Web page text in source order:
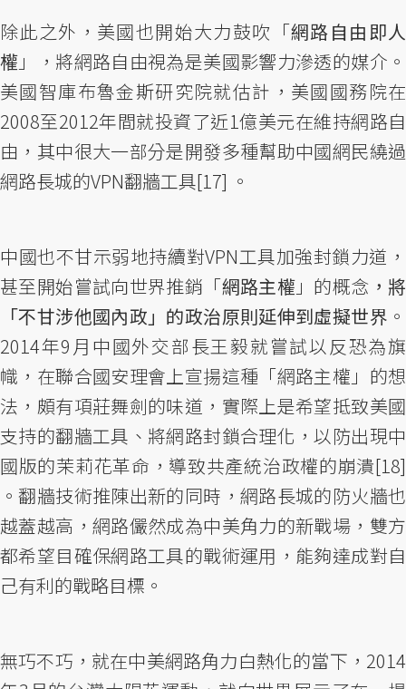
除此之外，美國也開始大力鼓吹「網路自由即人
權 」，將網路自由視為是美國影響力滲透的媒介。
美國智庫布魯金斯研究院就估計，美國國務院在
2008至2012年間就投資了近1億美元在維持網路自
由，其中很大一部分是開發多種幫助中國網民繞過
網路長城的VPN翻牆工具[17] 。
中國也不甘示弱地持續對VPN工具加強封鎖力道，
甚至開始嘗試向世界推銷「網路主權 」的概念 ，將
「不甘涉他國內政」的政治原則延伸到虛擬世界 。
2014年9月中國外交部長王毅就嘗試以反恐為旗
幟，在聯合國安理會上宣揚這種「網路主權」的想
法，頗有項莊舞劍的味道，實際上是希望抵致美國
支持的翻牆工具、將網路封鎖合理化，以防出現中
國版的茉莉花革命，導致共產統治政權的崩潰[18]
。翻牆技術推陳出新的同時，網路長城的防火牆也
越蓋越高，網路儼然成為中美角力的新戰場，雙方
都希望目確保網路工具的戰術運用，能夠達成對自
己有利的戰略目標。
無巧不巧，就在中美網路角力白熱化的當下，2014